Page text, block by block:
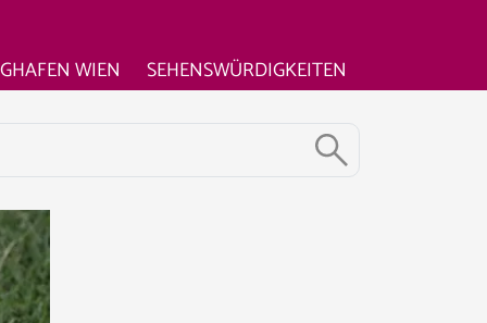
WIEN SEHENSWÜRDIGKEITEN